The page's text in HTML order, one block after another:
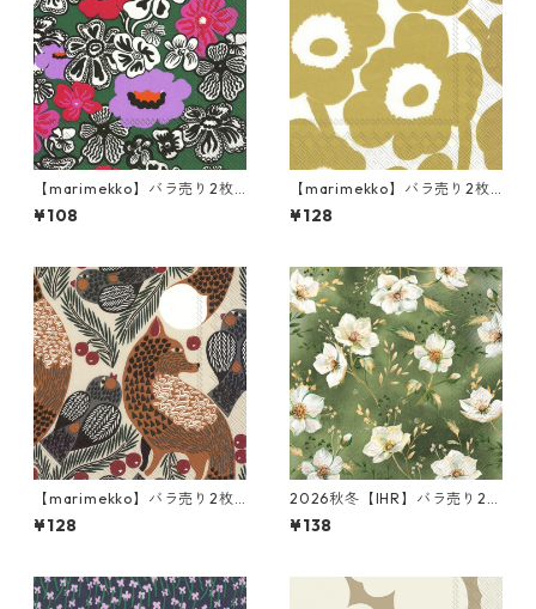
【marimekko】バラ売り2枚
カクテルサイズ ペーパーナプ
キン KAUKOKAIPUU ダークグ
¥108
【marimekko】バラ売り2枚
ランチサイズ ペーパーナプキ
ン UNIKKO ホワイト×ゴール
¥128
【marimekko】バラ売り2枚
ランチサイズ ペーパーナプキ
ン KETUNMARJA リネン
¥128
2026秋冬【IHR】バラ売り2枚
ランチサイズ ペーパーナプキ
ン Golden Gala グリーン
¥138